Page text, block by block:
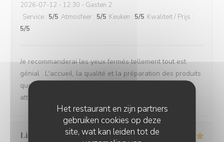
Het restaurant en zijn partners
gebruiken cookies op deze
site, wat kan leiden tot de
2026-07-12 - 12:30 - Gasten 2
Service : 5/5 Atmosfeer : 5/5 Keuken : 5/5 Kwaliteit / Prijs :
5/5
Je recommanderai les yeux fermés tellement tout est
génial . L'accueil, la qualité et la préparation des produits
que nous mangeons, le service , l'esprit familial , les
attentions , tout est vraiment génial 👍🏻
Lionel